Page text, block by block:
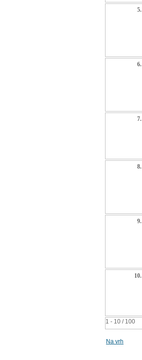
1 - 10 / 100
5.
6.
7.
8.
9.
10.
Na vrh